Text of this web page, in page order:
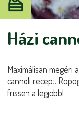
Házi
Maximálisan megéri
cannoli recept.
frissen a legjobb!